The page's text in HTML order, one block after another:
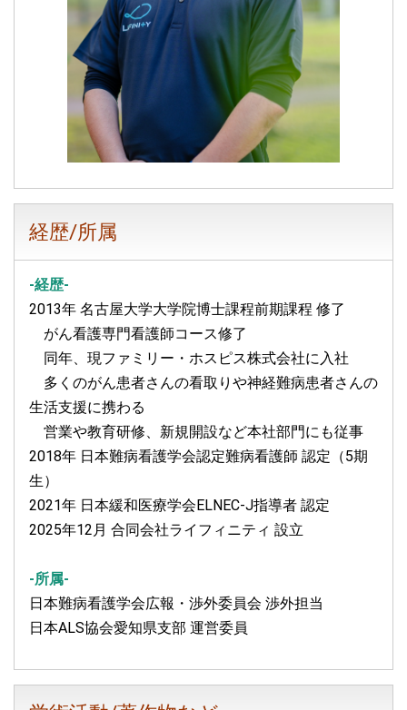
経歴/所属
-経歴-
2013年 名古屋大学大学院博士課程前期課程 修了
がん看護専門看護師コース修了
同年、現ファミリー・ホスピス株式会社に入社
多くのがん患者さんの看取りや神経難病患者さんの
生活支援に携わる
営業や教育研修、新規開設など本社部門にも従事
2018年 日本難病看護学会認定難病看護師 認定（5期
生）
2021年 日本緩和医療学会ELNEC-J指導者 認定
2025年12月 合同会社ライフィニティ 設立
-所属-
日本難病看護学会広報・渉外委員会 渉外担当
日本ALS協会愛知県支部 運営委員